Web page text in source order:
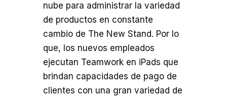
nube para administrar la variedad
de productos en constante
cambio de The New Stand. Por lo
que, los nuevos empleados
ejecutan Teamwork en iPads que
brindan capacidades de pago de
clientes con una gran variedad de